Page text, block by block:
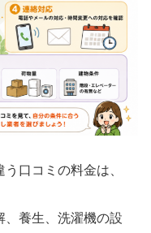
う口コミの料金は、
、養生、洗濯機の設